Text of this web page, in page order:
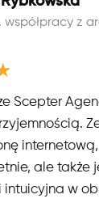
współpracy z
Scepter
ale także
w